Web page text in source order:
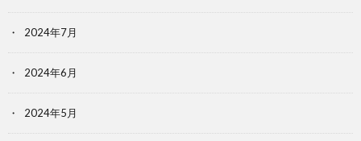
2024年7月
2024年6月
2024年5月